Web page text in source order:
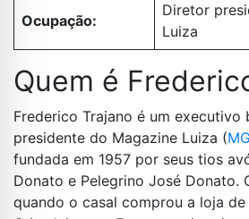
Ocupação:
Diretor
Luiza
Quem é
Frederico Trajano é um executivo
presidente do Magazine Luiza (
fundada em 1957 por seus tios
Donato e Pelegrino José Donato.
quando o casal comprou a loja